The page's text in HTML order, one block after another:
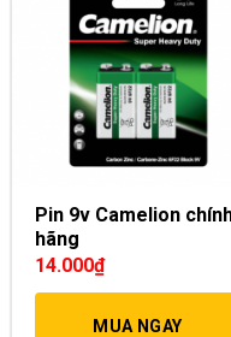
Pin 9v Camelion
hãng
14.000₫
MUA NGAY